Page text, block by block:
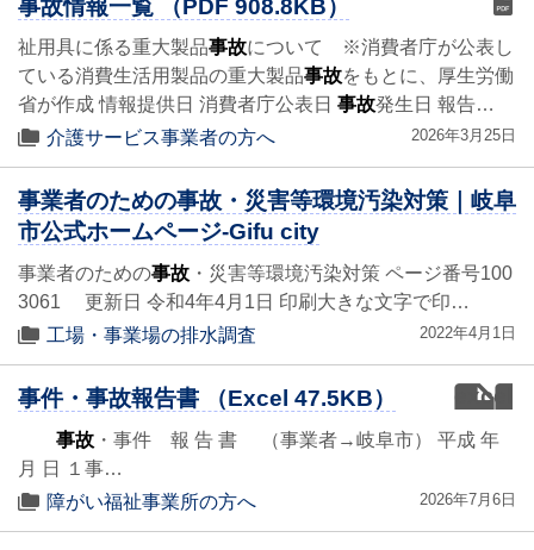
事故情報一覧 （PDF 908.8KB）
祉用具に係る重大製品事故について ※消費者庁が公表し
ている消費生活用製品の重大製品事故をもとに、厚生労働
省が作成 情報提供日 消費者庁公表日 事故発生日 報告…
介護サービス事業者の方へ
2026年3月25日
事業者のための事故・災害等環境汚染対策｜岐阜
市公式ホームページ-Gifu city
事業者のための事故 ・災害等環境汚染対策 ページ番号100
3061 更新日 令和4年4月1日 印刷大きな文字で印…
工場・事業場の排水調査
2022年4月1日
excel
事件・事故報告書 （Excel 47.5KB）
事故 ・事件 報 告 書 （事業者→岐阜市） 平成 年
月 日 １事…
障がい福祉事業所の方へ
2026年7月6日